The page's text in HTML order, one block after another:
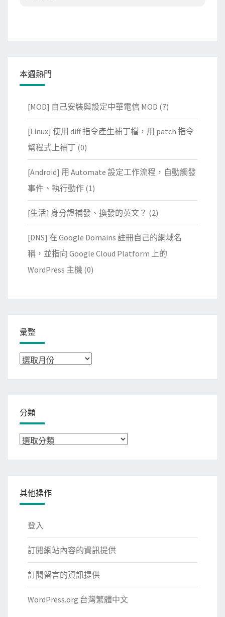
本週熱門
[MOD] 自己安裝與設定中華電信 MOD (7)
[Linux] 使用 diff 指令產生補丁檔，用 patch 指令
幫程式上補丁 (0)
[Android] 用 Automate 設定工作流程，自動觸發
事件、執行動作 (1)
[生活] 身分證補發、換發的英文？ (2)
[DNS] 在 Google Domains 註冊自己的網域名
稱，並指向 Google Cloud Platform 上的
WordPress 主機 (0)
彙整
彙
分類
分
其他操作
登入
訂閱網站內容的資訊提供
訂閱留言的資訊提供
WordPress.org 台灣繁體中文